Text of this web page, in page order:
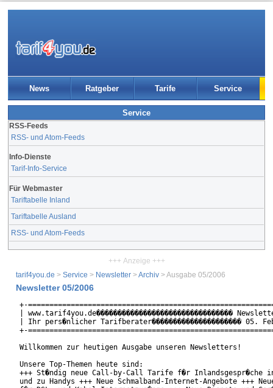
News Ratgeber Tarife Service
Service
RSS-Feeds
RSS- und Atom-Feeds
Info-Dienste
Tarif-Info-Service
Für Webmaster
Tariftabelle Inland
Tariftabelle Ausland
RSS- und Atom-Feeds
+++ Anzeige +++
tarif4you.de > Service > Newsletter >Archiv > Ausgabe 05/2006
Newsletter 05/2006
+-
| www.tarif4you.de��������������������������������
| Ihr pers�nlicher Tarifberater��������������������� 05.
+-
Willkommen zur heutigen Ausgabe unseren Newsletters!
Unsere Top-Themen heute sind:
+++ St�ndig neue Call-by-Call Tarife f�r Inlandsgespr�che
und zu Handys +++ Neue Schmalband-Internet-Angebote +++